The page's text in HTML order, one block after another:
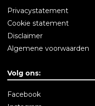
Privacystatement
Cookie statement
Disclaimer
Algemene voorwaarden
Volg ons:
Facebook